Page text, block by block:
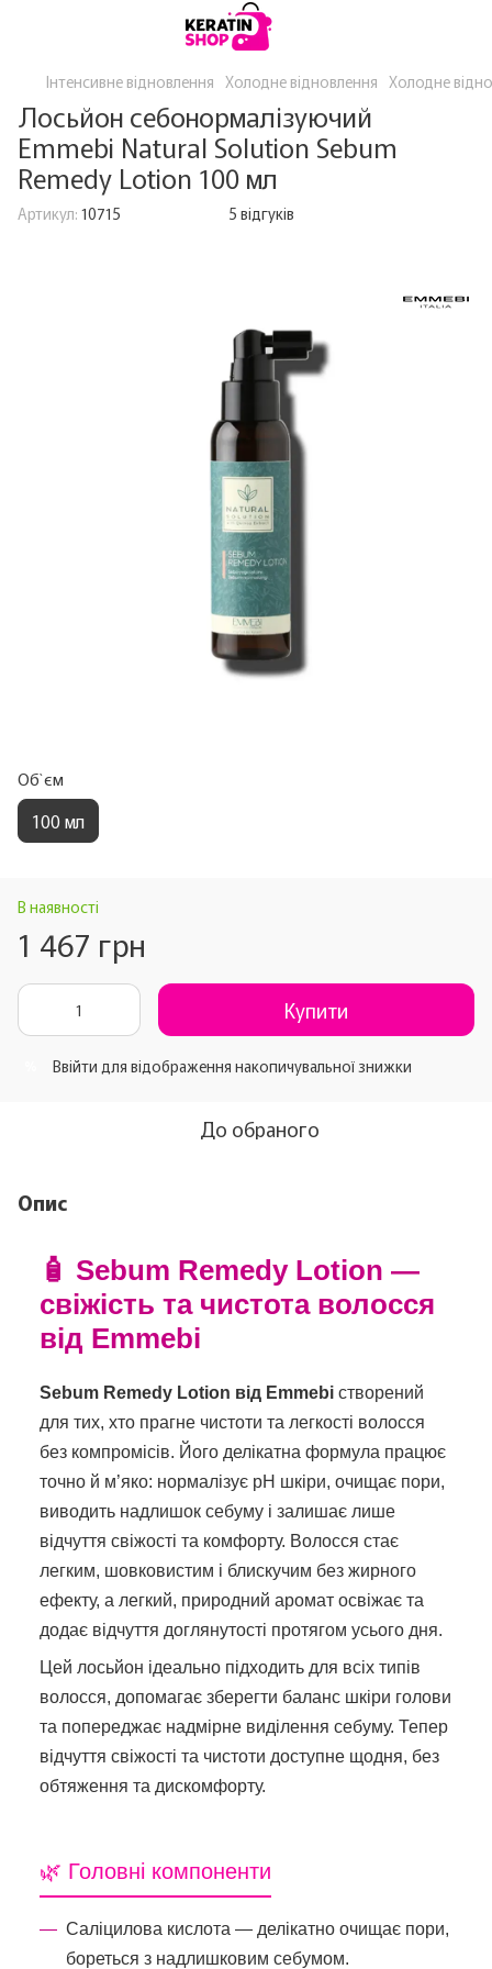
Інтенсивне відновлення Холодне відновлення Холодне
Лосьйон себонормалізуючий
Emmebi Natural Solution Sebum
Remedy Lotion 100 мл
Артикул: 10715 5 відгуків
Об`єм
100 мл
В наявності
1 467 грн
Купити
Ввійти для відображення накопичувальної знижки
До обраного
Опис
🧴 Sebum Remedy Lotion —
свіжість та чистота волосся
від Emmebi
Sebum Remedy Lotion від Emmebi створений
для тих, хто прагне чистоти та легкості волосся
без компромісів. Його делікатна формула працює
точно й м’яко: нормалізує pH шкіри, очищає пори,
виводить надлишок себуму і залишає лише
відчуття свіжості та комфорту. Волосся стає
легким, шовковистим і блискучим без жирного
ефекту, а легкий, природний аромат освіжає та
додає відчуття доглянутості протягом усього дня.
Цей лосьйон ідеально підходить для всіх типів
волосся, допомагає зберегти баланс шкіри голови
та попереджає надмірне виділення себуму. Тепер
відчуття свіжості та чистоти доступне щодня, без
обтяження та дискомфорту.
🌿 Головні компоненти
Саліцилова кислота — делікатно очищає пори,
бореться з надлишковим себумом.